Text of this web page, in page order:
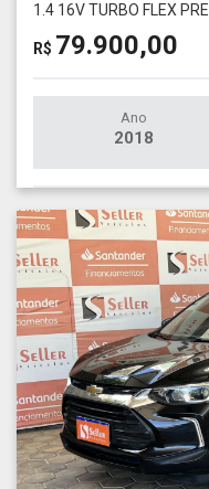
1.4 16V TURBO FLEX
R$ 79.900,00
Ano
2018